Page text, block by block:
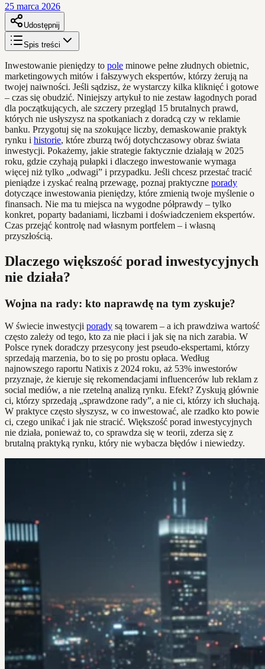
25 marca 2026
Udostępnij
Spis treści
Inwestowanie pieniędzy to pole minowe pełne złudnych obietnic,
marketingowych mitów i fałszywych ekspertów, którzy żerują na
twojej naiwności. Jeśli sądzisz, że wystarczy kilka kliknięć i gotowe
– czas się obudzić. Niniejszy artykuł to nie zestaw łagodnych porad
dla początkujących, ale szczery przegląd 15 brutalnych prawd,
których nie usłyszysz na spotkaniach z doradcą czy w reklamie
banku. Przygotuj się na szokujące liczby, demaskowanie praktyk
rynku i historie, które zburzą twój dotychczasowy obraz świata
inwestycji. Pokażemy, jakie strategie faktycznie działają w 2025
roku, gdzie czyhają pułapki i dlaczego inwestowanie wymaga
więcej niż tylko „odwagi” i przypadku. Jeśli chcesz przestać tracić
pieniądze i zyskać realną przewagę, poznaj praktyczne porady
dotyczące inwestowania pieniędzy, które zmienią twoje myślenie o
finansach. Nie ma tu miejsca na wygodne półprawdy – tylko
konkret, poparty badaniami, liczbami i doświadczeniem ekspertów.
Czas przejąć kontrolę nad własnym portfelem – i własną
przyszłością.
Dlaczego większość porad inwestycyjnych
nie działa?
Wojna na rady: kto naprawdę na tym zyskuje?
W świecie inwestycji porady są towarem – a ich prawdziwa wartość
często zależy od tego, kto za nie płaci i jak się na nich zarabia. W
Polsce rynek doradczy przesycony jest pseudo-ekspertami, którzy
sprzedają marzenia, bo to się po prostu opłaca. Według
najnowszego raportu Natixis z 2024 roku, aż 53% inwestorów
przyznaje, że kieruje się rekomendacjami influencerów lub reklam z
social mediów, a nie rzetelną analizą rynku. Efekt? Zyskują głównie
ci, którzy sprzedają „sprawdzone rady”, a nie ci, którzy ich słuchają.
W praktyce często słyszysz, w co inwestować, ale rzadko kto powie
ci, czego unikać i jak nie stracić. Większość porad inwestycyjnych
nie działa, ponieważ to, co sprawdza się w teorii, zderza się z
brutalną praktyką rynku, który nie wybacza błędów i niewiedzy.